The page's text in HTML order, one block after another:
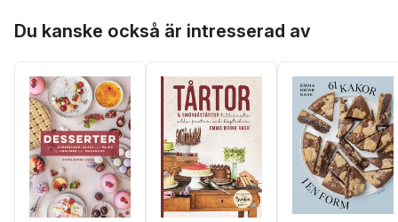
Du kanske också är intresserad av